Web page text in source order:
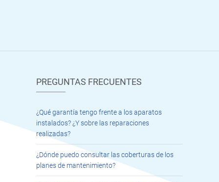
PREGUNTAS FRECUENTES
¿Qué garantía tengo frente a los aparatos
instalados? ¿Y sobre las reparaciones
realizadas?
¿Dónde puedo consultar las coberturas de los
planes de mantenimiento?